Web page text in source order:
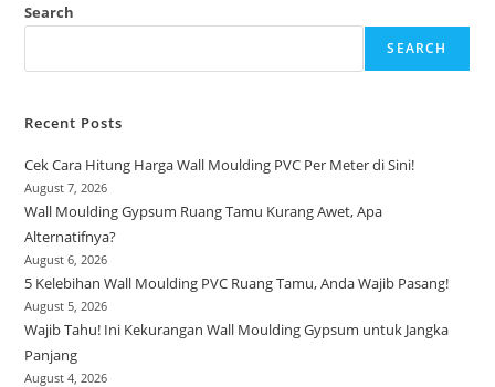
Search
SEARCH
Recent Posts
Cek Cara Hitung Harga Wall Moulding PVC Per Meter di Sini!
August 7, 2026
Wall Moulding Gypsum Ruang Tamu Kurang Awet, Apa
Alternatifnya?
August 6, 2026
5 Kelebihan Wall Moulding PVC Ruang Tamu, Anda Wajib Pasang!
August 5, 2026
Wajib Tahu! Ini Kekurangan Wall Moulding Gypsum untuk Jangka
Panjang
August 4, 2026